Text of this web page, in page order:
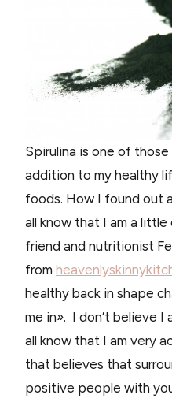
Spirulina is one of
addition to my healthy
foods. How I found out
all know that I am a
friend and nutritionist
from
healthy back in shape
me in». I don’t believe I
all know that I am very
that believes that
positive people with